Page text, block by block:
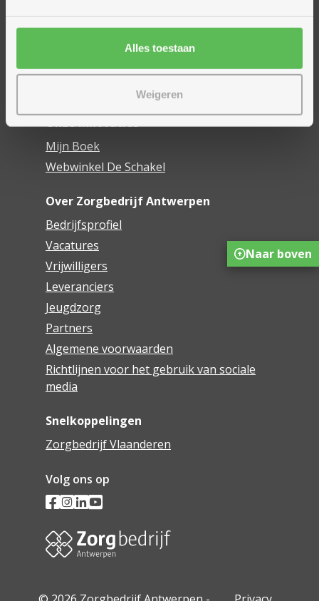
Alles toestaan
Weigeren
Assistentiewoningen
Woonzorgcentra
Financieel comfort
Onze innovaties
Mijn Boek
Webwinkel De Schakel
Over Zorgbedrijf Antwerpen
Bedrijfsprofiel
Vacatures
Vrijwilligers
Leveranciers
Jeugdzorg
Partners
Algemene voorwaarden
Richtlijnen voor het gebruik van sociale
media
Snelkoppelingen
Zorgbedrijf Vlaanderen
Volg ons op
Naar boven